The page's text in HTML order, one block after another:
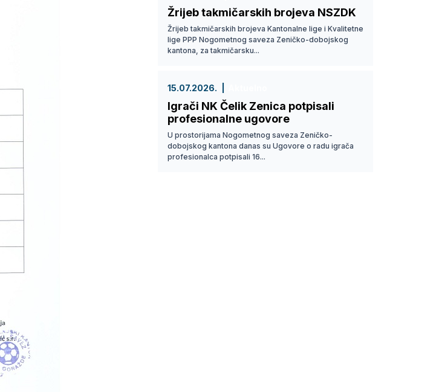
Žrijeb takmičarskih brojeva NSZDK
Žrijeb takmičarskih brojeva Kantonalne lige i Kvalitetne
lige PPP Nogometnog saveza Zeničko-dobojskog
kantona, za takmičarsku...
15.07.2026.
Igrači NK Čelik Zenica potpisali
profesionalne ugovore
U prostorijama Nogometnog saveza Zeničko-
dobojskog kantona danas su Ugovore o radu igrača
profesionalca potpisali 16...